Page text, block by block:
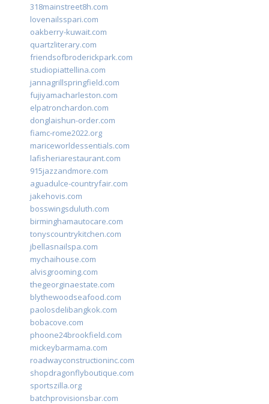
318mainstreet8h.com
lovenailsspari.com
oakberry-kuwait.com
quartzliterary.com
friendsofbroderickpark.com
studiopiattellina.com
jannagrillspringfield.com
fujiyamacharleston.com
elpatronchardon.com
donglaishun-order.com
fiamc-rome2022.org
mariceworldessentials.com
lafisheriarestaurant.com
915jazzandmore.com
aguadulce-countryfair.com
jakehovis.com
bosswingsduluth.com
birminghamautocare.com
tonyscountrykitchen.com
jbellasnailspa.com
mychaihouse.com
alvisgrooming.com
thegeorginaestate.com
blythewoodseafood.com
paolosdelibangkok.com
bobacove.com
phoone24brookfield.com
mickeybarmama.com
roadwayconstructioninc.com
shopdragonflyboutique.com
sportszilla.org
batchprovisionsbar.com